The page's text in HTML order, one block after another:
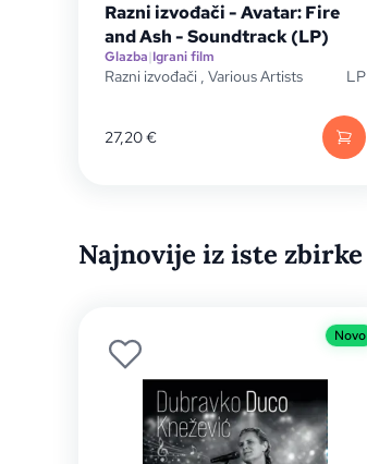
Razni izvođači - Avatar: Fire
and Ash - Soundtrack (LP)
Glazba|Igrani film
Razni izvođači , Various Artists LP
27,20€
Najnovije iz iste zbirke
Novo